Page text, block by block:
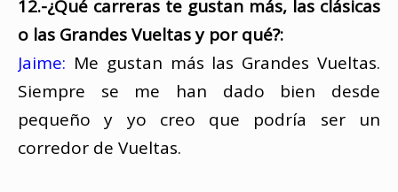
12.-¿Qué carreras te gustan más, las clásicas
o las Grandes Vueltas y por qué?:
Jaime: Me gustan más las Grandes Vueltas.
Siempre se me han dado bien desde
pequeño y yo creo que podría ser un
corredor de Vueltas.